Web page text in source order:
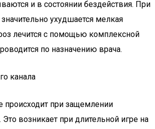
и в состоянии бездействия. При
ухудшается мелкая
лечится с помощью комплексной
по назначению врача.
канала
происходит при защемлении
возникает при длительной игре на